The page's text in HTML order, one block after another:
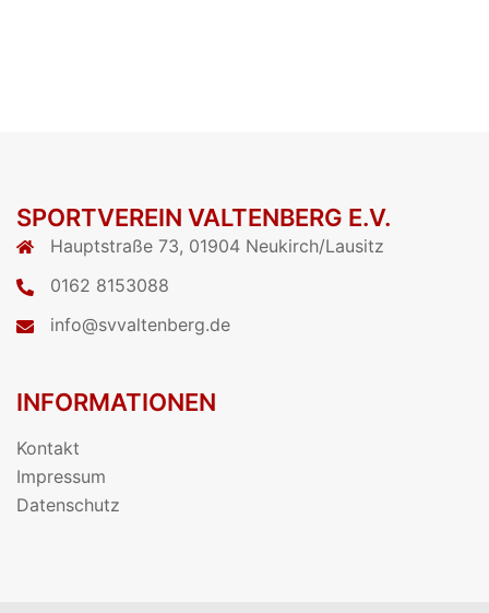
SPORTVEREIN VALTENBERG E.V.
Hauptstraße 73, 01904 Neukirch/Lausitz
0162 8153088
info@svvaltenberg.de
INFORMATIONEN
Kontakt
Impressum
Datenschutz